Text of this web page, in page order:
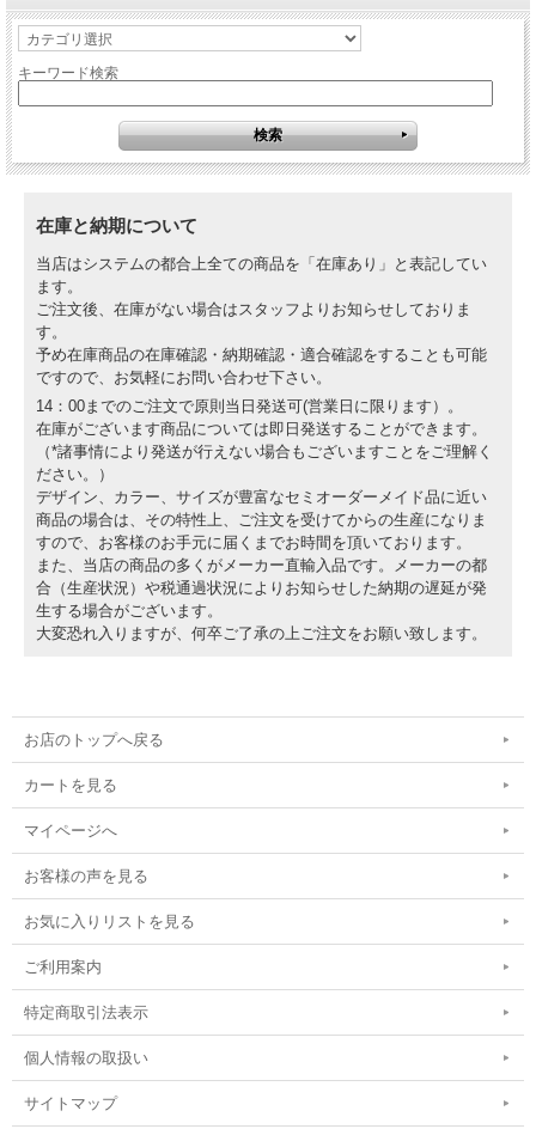
キーワード検索
在庫と納期について
当店はシステムの都合上全ての商品を「在庫あり」と表記してい
ます。
ご注文後、在庫がない場合はスタッフよりお知らせしておりま
す。
予め在庫商品の在庫確認・納期確認・適合確認をすることも可能
ですので、お気軽にお問い合わせ下さい。
14：00までのご注文で原則当日発送可(営業日に限ります）。
在庫がございます商品については即日発送することができます。
（*諸事情により発送が行えない場合もございますことをご理解く
ださい。）
デザイン、カラー、サイズが豊富なセミオーダーメイド品に近い
商品の場合は、その特性上、ご注文を受けてからの生産になりま
すので、お客様のお手元に届くまでお時間を頂いております。
また、当店の商品の多くがメーカー直輸入品です。メーカーの都
合（生産状況）や税通過状況によりお知らせした納期の遅延が発
生する場合がございます。
大変恐れ入りますが、何卒ご了承の上ご注文をお願い致します。
お店のトップへ戻る
カートを見る
マイページへ
お客様の声を見る
お気に入りリストを見る
ご利用案内
特定商取引法表示
個人情報の取扱い
サイトマップ